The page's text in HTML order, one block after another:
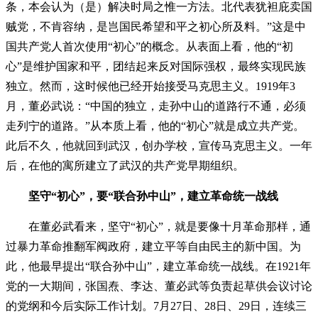
条，本会认为（是）解决时局之惟一方法。北代表犹袒庇卖国
贼党，不肯容纳，是岂国民希望和平之初心所及料。”这是中
国共产党人首次使用“初心”的概念。从表面上看，他的“初
心”是维护国家和平，团结起来反对国际强权，最终实现民族
独立。然而，这时候他已经开始接受马克思主义。1919年3
月，董必武说：“中国的独立，走孙中山的道路行不通，必须
走列宁的道路。”从本质上看，他的“初心”就是成立共产党。
此后不久，他就回到武汉，创办学校，宣传马克思主义。一年
后，在他的寓所建立了武汉的共产党早期组织。
坚守“初心”，要“联合孙中山”，建立革命统一战线
在董必武看来，坚守“初心”，就是要像十月革命那样，通
过暴力革命推翻军阀政府，建立平等自由民主的新中国。为
此，他最早提出“联合孙中山”，建立革命统一战线。在1921年
党的一大期间，张国焘、李达、董必武等负责起草供会议讨论
的党纲和今后实际工作计划。7月27日、28日、29日，连续三